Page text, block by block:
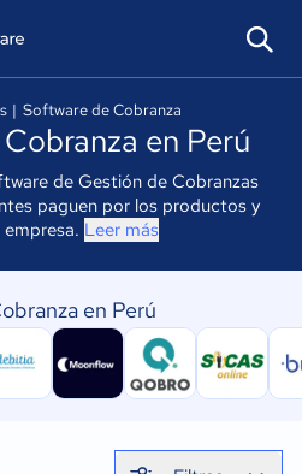
| Software de Cobranza
en Perú
de Gestión de Cobranzas
paguen por los productos y
Leer más
en Perú